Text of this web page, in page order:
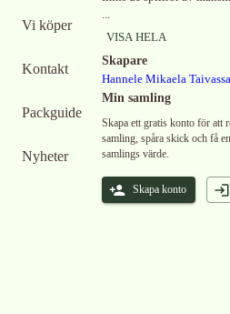
Vi köper
Kontakt
Packguide
Nyheter
...
VISA HELA
Skapare
Hannele Mikaela
Min samling
Skapa ett gratis konto för att
samling, spåra skick och få
samlings värde.
Skapa konto